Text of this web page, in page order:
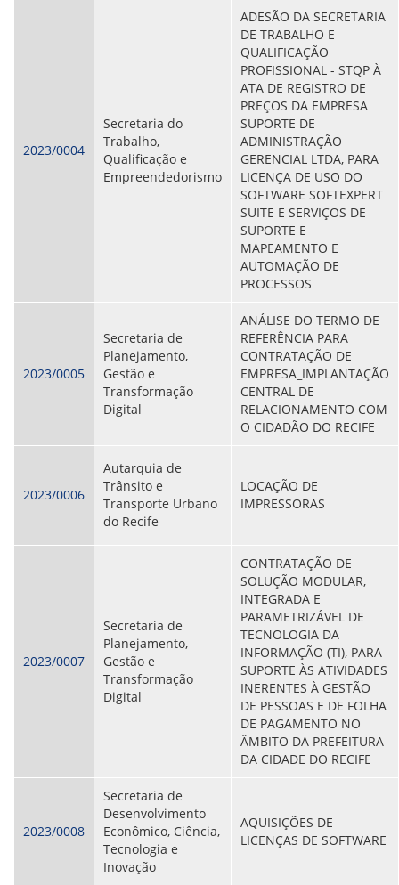
2023/0004
Secretaria do
Trabalho,
Qualificação e
Empreendedorismo
ADESÃO DA SECRETARIA
DE TRABALHO E
QUALIFICAÇÃO
PROFISSIONAL - STQP À
ATA DE REGISTRO DE
PREÇOS DA EMPRESA
SUPORTE DE
ADMINISTRAÇÃO
GERENCIAL LTDA, PARA
LICENÇA DE USO DO
SOFTWARE SOFTEXPERT
SUITE E SERVIÇOS DE
SUPORTE E
MAPEAMENTO E
AUTOMAÇÃO DE
PROCESSOS
2023/0005
Secretaria de
Planejamento,
Gestão e
Transformação
Digital
ANÁLISE DO TERMO DE
REFERÊNCIA PARA
CONTRATAÇÃO DE
EMPRESA_IMPLANTAÇÃO
CENTRAL DE
RELACIONAMENTO COM
O CIDADÃO DO RECIFE
2023/0006
Autarquia de
Trânsito e
Transporte Urbano
do Recife
LOCAÇÃO DE
IMPRESSORAS
2023/0007
Secretaria de
Planejamento,
Gestão e
Transformação
Digital
CONTRATAÇÃO DE
SOLUÇÃO MODULAR,
INTEGRADA E
PARAMETRIZÁVEL DE
TECNOLOGIA DA
INFORMAÇÃO (TI), PARA
SUPORTE ÀS ATIVIDADES
INERENTES À GESTÃO
DE PESSOAS E DE FOLHA
DE PAGAMENTO NO
ÂMBITO DA PREFEITURA
DA CIDADE DO RECIFE
2023/0008
Secretaria de
Desenvolvimento
Econômico, Ciência,
Tecnologia e
Inovação
AQUISIÇÕES DE
LICENÇAS DE SOFTWARE